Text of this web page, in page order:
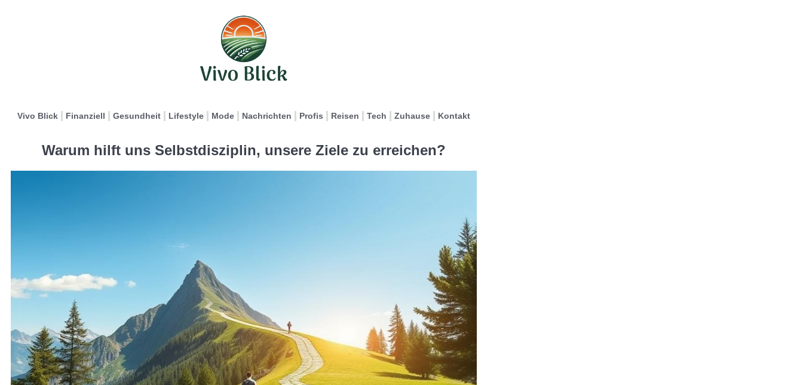
Vivo Blick Finanziell Gesundheit Lifestyle Mode Nachrichten Profis Reisen Tech Zuhause Kontakt
Warum hilft uns Selbstdisziplin, unsere Ziele zu erreichen?